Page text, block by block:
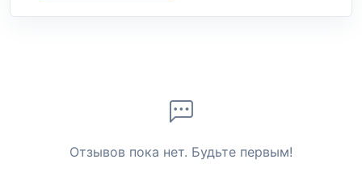
Отзывов пока нет. Будьте первым!